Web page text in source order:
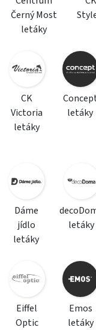
Černý Most
letáky
CK
Victoria
letáky
letáky
Dáme
jídlo
letáky
letáky
Eiffel
Optic
Emos
letáky